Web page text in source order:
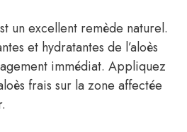
un excellent remède naturel.
et hydratantes de l’aloès
immédiat. Appliquez
frais sur la zone affectée